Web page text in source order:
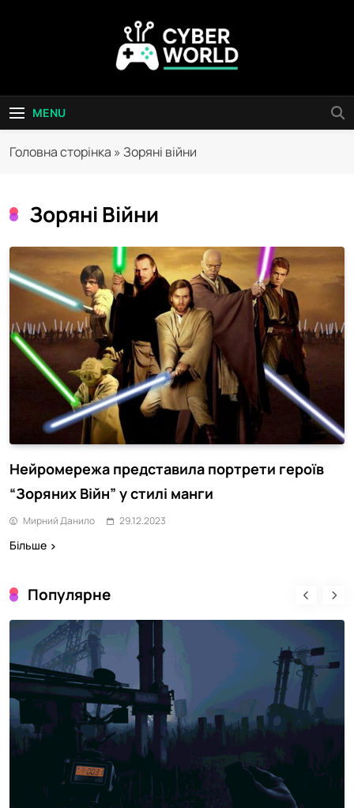
Сyber World
MENU
Головна сторінка » Зоряні війни
Зоряні Війни
Нейромережа представила портрети героїв
“Зоряних Війн” у стилі манги
Мирний Данило 29.12.2023
Більше
Популярне